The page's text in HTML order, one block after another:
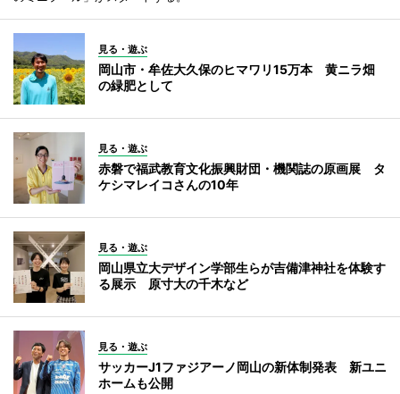
見る・遊ぶ
岡山市・牟佐大久保のヒマワリ15万本 黄ニラ畑
の緑肥として
見る・遊ぶ
赤磐で福武教育文化振興財団・機関誌の原画展 タ
ケシマレイコさんの10年
見る・遊ぶ
岡山県立大デザイン学部生らが吉備津神社を体験す
る展示 原寸大の千木など
見る・遊ぶ
サッカーJ1ファジアーノ岡山の新体制発表 新ユニ
ホームも公開